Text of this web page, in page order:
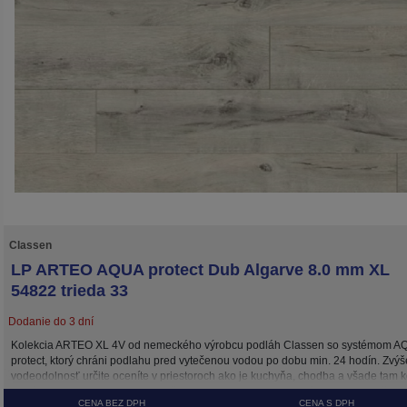
Classen
LP ARTEO AQUA protect Dub Algarve 8.0 mm XL
54822 trieda 33
Dodanie do 3 dní
Kolekcia ARTEO XL 4V od nemeckého výrobcu podláh Classen so systémom
protect, ktorý chráni podlahu pred vytečenou vodou po dobu min. 24 hodín.
vodeodolnosť určite oceníte v priestoroch ako je kuchyňa, chodba a všade tam
hrozí vyliatie vody na podlahu. Všetky dekory tejto kolekcie sú v modernom
CENA BEZ DPH CENA S DPH